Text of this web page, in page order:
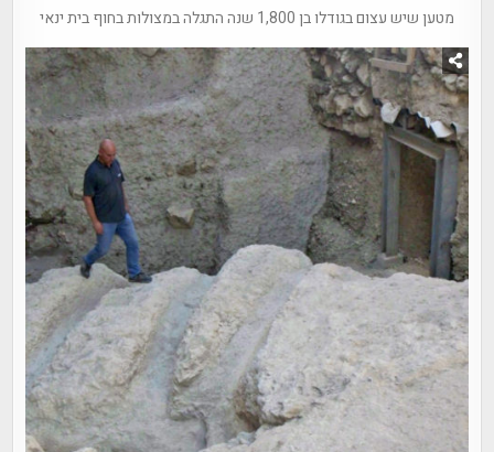
מטען שיש עצום בגודלו בן 1,800 שנה התגלה במצולות בחוף בית ינאי